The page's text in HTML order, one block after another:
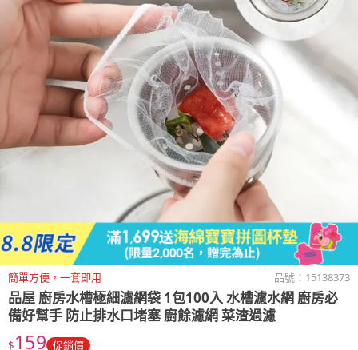
簡單方便，一套即用 品號： 15138373
品屋 廚房水槽極細濾網袋 1包100入 水槽濾水網 廚房必
備好幫手 防止排水口堵塞 廚餘濾網 菜渣過濾
$159 促銷價